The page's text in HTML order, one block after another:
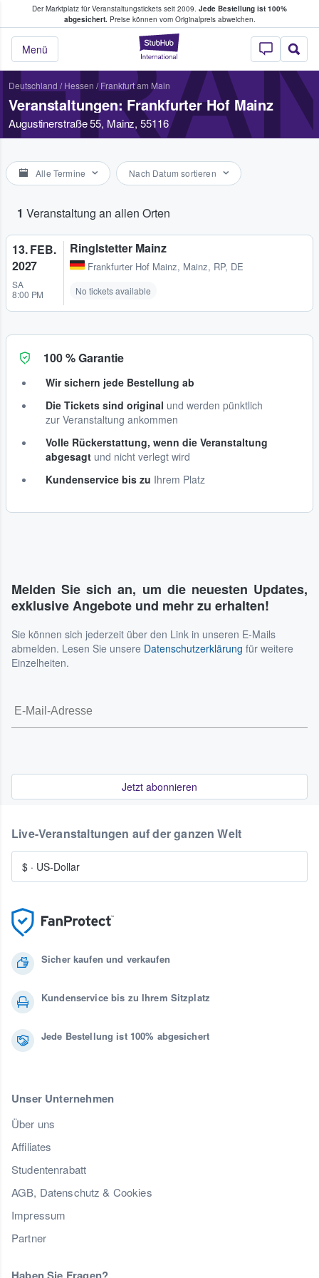
Der Marktplatz für Veranstaltungstickets seit 2009. Jede Bestellung ist 100%
abgesichert.Preise können vom Originalpreis abweichen.
StubHub - Wo
Menü
Tickets kaufen & verkaufen
Deutschland / Hessen / Frankfurt am Main
Veranstaltungen: Frankfurter Hof Mainz
Augustinerstraße 55, Mainz, 55116
Alle Termine Nach Datum sortieren
1 Veranstaltung an allen Orten
13. FEB.
2027
SA
8:00 PM
Ringlstetter Mainz
Frankfurter Hof Mainz, Mainz, RP, DE
No tickets available
100 % Garantie
Wir sichern jede Bestellung ab
Die Tickets sind original und werden pünktlich
zur Veranstaltung ankommen
Volle Rückerstattung, wenn die Veranstaltung
abgesagt und nicht verlegt wird
Kundenservice bis zu Ihrem Platz
Melden Sie sich an, um die neuesten Updates,
exklusive Angebote und mehr zu erhalten!
Sie können sich jederzeit über den Link in unseren E-Mails
abmelden. Lesen Sie unsere Datenschutzerklärung für weitere
Einzelheiten.
Jetzt abonnieren
Sicher kaufen und verkaufen
Kundenservice bis zu Ihrem Sitzplatz
Jede Bestellung ist 100% abgesichert
Unser Unternehmen
Über uns
Affiliates
Studentenrabatt
AGB, Datenschutz & Cookies
Impressum
Partner
Live-Veranstaltungen auf der ganzen Welt
$ · US-Dollar